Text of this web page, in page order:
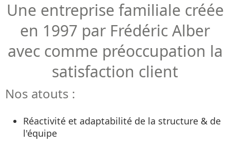
Une entreprise familiale créée
en 1997 par Frédéric Alber
avec comme préoccupation la
satisfaction client
Nos atouts :
Réactivité et adaptabilité de la structure & de
l'équipe